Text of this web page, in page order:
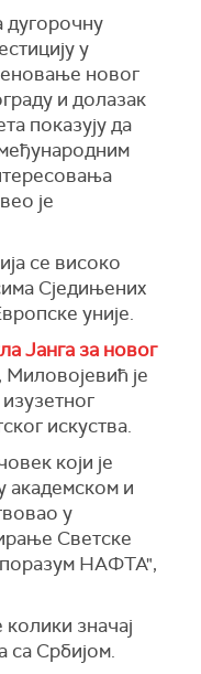
дугорочну
у
новог
и долазак
показују да
је
се високо
Сједињених
уније.
Јанга за новог
Миловојевић је
искуства.
који је
академском и
у
Светске
НАФТА",
значај
са Србијом.